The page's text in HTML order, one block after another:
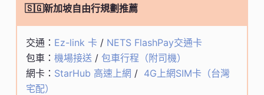
🇸🇬新加坡自由行規劃推薦
交通： Ez-link 卡/ NETS FlashPay交通卡
包車： 機場接送 / 包車行程（附司機）
網卡： StarHub 高速上網 / 4G上網SIM卡（台灣
宅配）